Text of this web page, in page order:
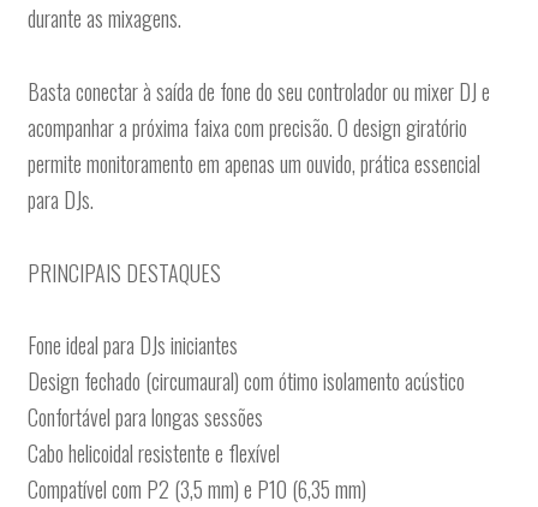
durante as mixagens.
Basta conectar à saída de fone do seu controlador ou mixer DJ e
acompanhar a próxima faixa com precisão. O design giratório
permite monitoramento em apenas um ouvido, prática essencial
para DJs.
PRINCIPAIS DESTAQUES
Fone ideal para DJs iniciantes
Design fechado (circumaural) com ótimo isolamento acústico
Confortável para longas sessões
Cabo helicoidal resistente e flexível
Compatível com P2 (3,5 mm) e P10 (6,35 mm)